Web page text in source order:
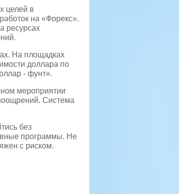
целей в
на «Форекс».
ресурсах
На площадках
доллара по
- фунт».
мероприятии
Система
без
программы. Не
с риском.